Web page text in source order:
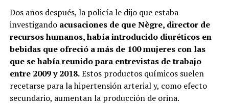
Dos años después, la policía le dijo que estaba
investigando acusaciones de que Nègre, director de
recursos humanos, había introducido diuréticos en
bebidas que ofreció a más de 100 mujeres con las
que se había reunido para entrevistas de trabajo
entre 2009 y 2018.Estos productos químicos suelen
recetarse para la hipertensión arterial y, como efecto
secundario, aumentan la producción de orina.